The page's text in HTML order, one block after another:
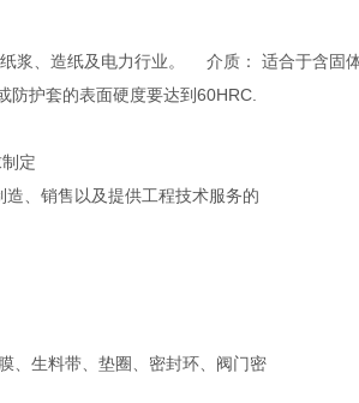
、造纸及电力行业。 介质： 适合于含固
护套的表面硬度要达到60HRC.
定
、销售以及提供工程技术服务的
、生料带、垫圈、密封环、阀门密